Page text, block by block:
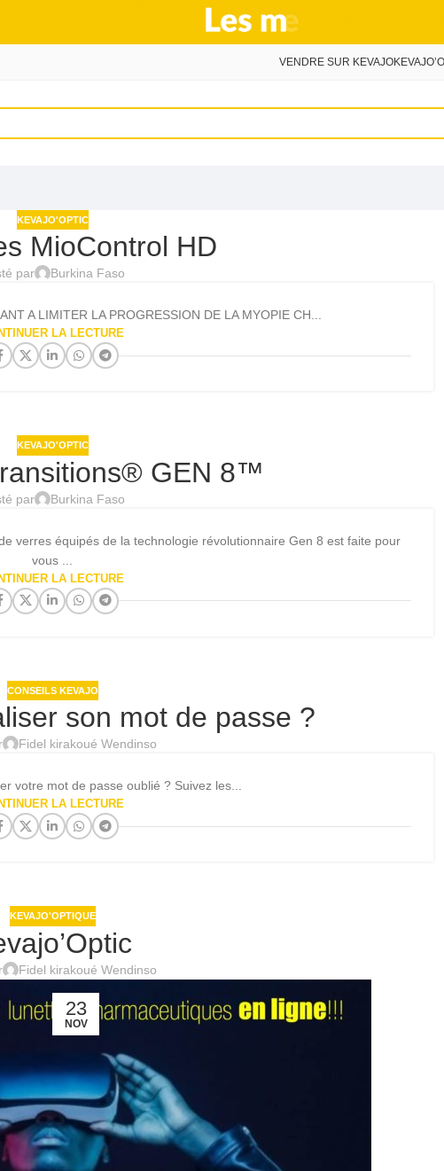
VENDRE SUR KEVAJO
KEVAJO'OPTIC
MioControl HD
par Burkina Faso
A LIMITER LA PROGRESSION DE LA MYOPIE CH...
LA LECTURE
KEVAJO'OPTIC
GEN 8™
par Burkina Faso
verres équipés de la technologie révolutionnaire Gen 8 est faite pour
vous ...
LA LECTURE
CONSEILS KEVAJO
son mot de passe ?
Fidel kirakoué Wendinso
votre mot de passe oublié ? Suivez les...
LA LECTURE
KEVAJO'OPTIQUE
Fidel kirakoué Wendinso
23
NOV